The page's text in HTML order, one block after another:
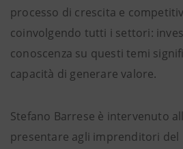
processo di crescita e
coinvolgendo tutti i settori:
conoscenza su questi temi
capacità di generare valore.
Stefano Barrese è intervenuto
presentare agli imprenditori del